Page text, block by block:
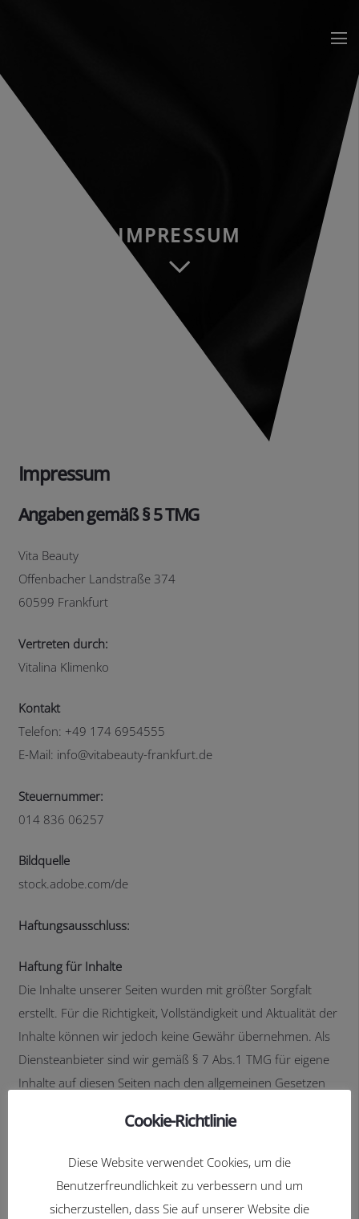
IMPRESSUM
Impressum
Angaben gemäß § 5 TMG
Vita Beauty
Offenbacher Landstraße 374
60599 Frankfurt
Vertreten durch:
Vitalina Klimenko
Kontakt
Telefon: +49 174 6954555
E-Mail: info@vitabeauty-frankfurt.de
Steuernummer:
014 836 06257
Bildquelle
stock.adobe.com/de
Haftungsausschluss:
Haftung für Inhalte
Die Inhalte unserer Seiten wurden mit größter Sorgfalt
erstellt. Für die Richtigkeit, Vollständigkeit und Aktualität der
Inhalte können wir jedoch keine Gewähr übernehmen. Als
Diensteanbieter sind wir gemäß § 7 Abs.1 TMG für eigene
Inhalte auf diesen Seiten nach den allgemeinen Gesetzen
Diensteanbieter jedoch nicht verpflichtet, übermittelte oder
Cookie-Richtlinie
Diese Website verwendet Cookies, um die
Benutzerfreundlichkeit zu verbessern und um
sicherzustellen, dass Sie auf unserer Website die